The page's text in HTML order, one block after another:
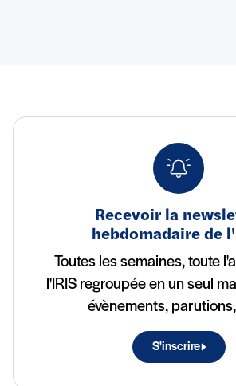
Recevoir la
hebdomadaire de
Toutes les semaines, toute
l'IRIS regroupée en un seul
évènements,
S'inscrire